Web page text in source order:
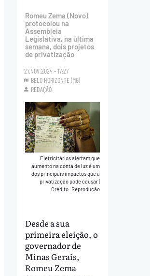
Romeu Zema (Novo)
protocolou na
Assembleia
Legislativa, na última
semana, dois projetos
de privatização
27.NOV.2024 - 17:27
BELO HORIZONTE (MG)
REDAÇÃO
Eletricitários alertam que
aumento na conta de luz é um
dos principais impactos que a
privatização pode causar|
Crédito: Reprodução
Desde a sua
primeira eleição, o
governador de
Minas Gerais,
Romeu Zema